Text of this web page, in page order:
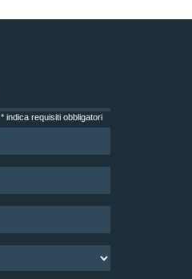
*indica requisiti obbligatori